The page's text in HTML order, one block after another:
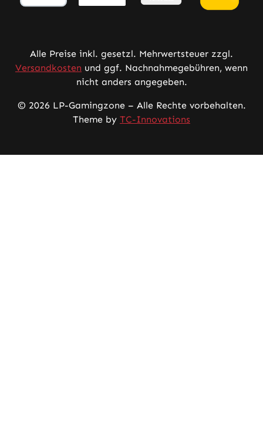
Alle Preise inkl. gesetzl. Mehrwertsteuer zzgl.
Versandkosten und ggf. Nachnahmegebühren, wenn
nicht anders angegeben.
© 2026 LP-Gamingzone – Alle Rechte vorbehalten.
Theme by TC-Innovations